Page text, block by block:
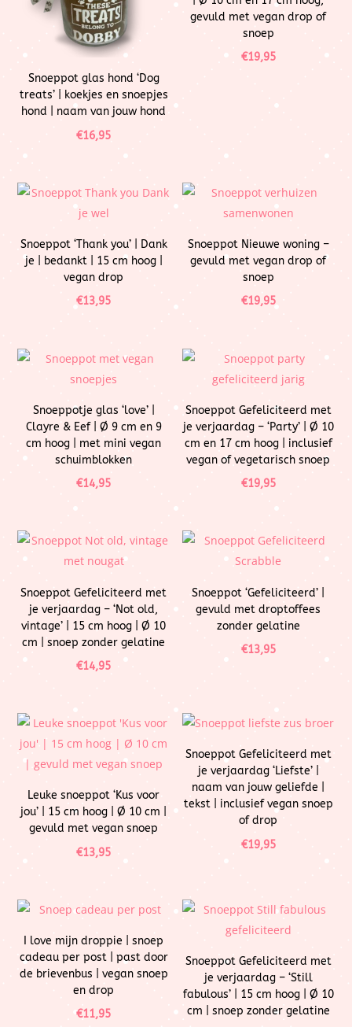
Snoeppot glas hond ‘Dog
treats’ | koekjes en snoepjes
hond | naam van jouw hond
€16,95
gevuld met vegan drop of
snoep
€19,95
Snoeppot ‘Thank you’ | Dank
je | bedankt | 15 cm hoog |
vegan drop
€13,95
Snoeppot Nieuwe woning –
gevuld met vegan drop of
snoep
€19,95
Snoeppotje glas ‘love’ |
Clayre & Eef | Ø 9 cm en 9
cm hoog | met mini vegan
schuimblokken
€14,95
Snoeppot Gefeliciteerd met
je verjaardag – ‘Party’ | Ø 10
cm en 17 cm hoog | inclusief
vegan of vegetarisch snoep
€19,95
Snoeppot Gefeliciteerd met
je verjaardag – ‘Not old,
vintage’ | 15 cm hoog | Ø 10
cm | snoep zonder gelatine
€14,95
Snoeppot ‘Gefeliciteerd’ |
gevuld met droptoffees
zonder gelatine
€13,95
Leuke snoeppot ‘Kus voor
jou’ | 15 cm hoog | Ø 10 cm |
gevuld met vegan snoep
€13,95
Snoeppot Gefeliciteerd met
je verjaardag ‘Liefste’ |
naam van jouw geliefde |
tekst | inclusief vegan snoep
of drop
€19,95
I love mijn droppie | snoep
cadeau per post | past door
de brievenbus | vegan snoep
en drop
€11,95
Snoeppot Gefeliciteerd met
je verjaardag – ‘Still
fabulous’ | 15 cm hoog | Ø 10
cm | snoep zonder gelatine